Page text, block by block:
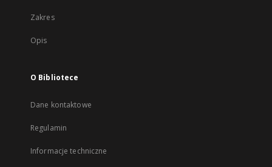
Zakres
Opis
O Bibliotece
Dane kontaktowe
Regulamin
Informacje techniczne